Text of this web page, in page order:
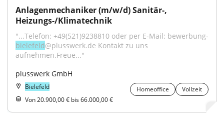
Anlagenmechaniker (m/w/d) Sanitär-,
Heizungs-/Klimatechnik
"...Telefon: +49(521)9238810 oder per E-Mail: bewerbung-
bielefeld@plusswerk.de Kontakt zu uns
aufnehmen.Freue..."
plusswerk GmbH
Bielefeld Homeoffice
Vollzeit
Von 20.900,00 € bis 66.000,00 €